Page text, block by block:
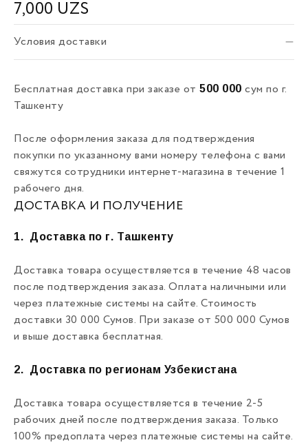
7,000 UZS
Условия доставки
Бесплатная доставка при заказе от 500 000 сум по г.
Ташкенту
После оформления заказа для подтверждения
покупки по указанному вами номеру телефона с вами
свяжутся сотрудники интернет-магазина в течение 1
рабочего дня.
ДОСТАВКА И ПОЛУЧЕНИЕ
1. Доставка по г. Ташкенту
Доставка товара осуществляется в течение 48 часов
после подтверждения заказа. Оплата наличными или
через платежные системы на сайте. Стоимость
доставки 30 000 Сумов. При заказе от 500 000 Сумов
и выше доставка бесплатная.
2. Доставка по регионам Узбекистана
Доставка товара осуществляется в течение 2-5
рабочих дней после подтверждения заказа. Только
100% предоплата через платежные системы на сайте.